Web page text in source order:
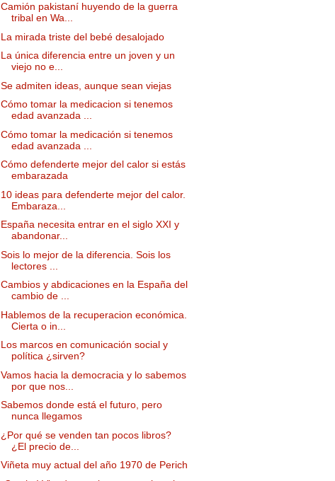
Camión pakistaní huyendo de la guerra
tribal en Wa...
La mirada triste del bebé desalojado
La única diferencia entre un joven y un
viejo no e...
Se admiten ideas, aunque sean viejas
Cómo tomar la medicacion si tenemos
edad avanzada ...
Cómo tomar la medicación si tenemos
edad avanzada ...
Cómo defenderte mejor del calor si estás
embarazada
10 ideas para defenderte mejor del calor.
Embaraza...
España necesita entrar en el siglo XXI y
abandonar...
Sois lo mejor de la diferencia. Sois los
lectores ...
Cambios y abdicaciones en la España del
cambio de ...
Hablemos de la recuperacion económica.
Cierta o in...
Los marcos en comunicación social y
política ¿sirven?
Vamos hacia la democracia y lo sabemos
por que nos...
Sabemos donde está el futuro, pero
nunca llegamos
¿Por qué se venden tan pocos libros?
¿El precio de...
Viñeta muy actual del año 1970 de Perich